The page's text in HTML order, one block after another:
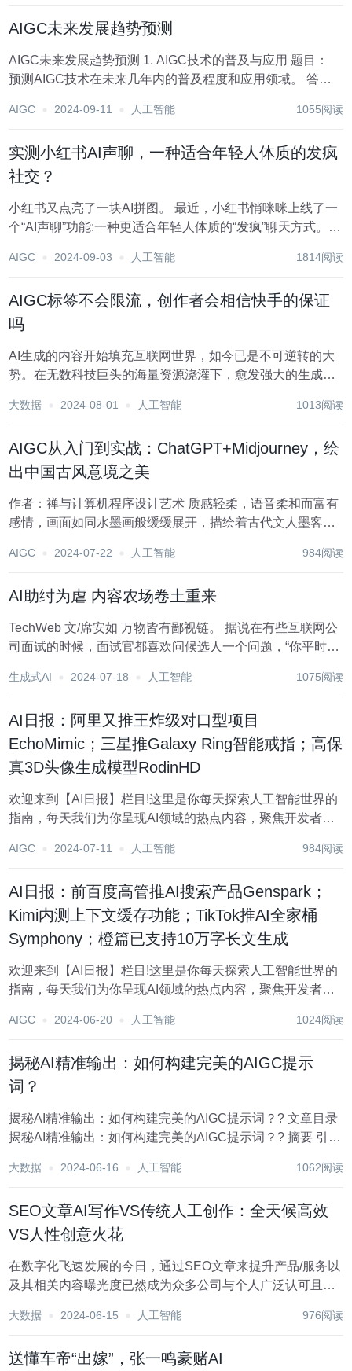
AIGC未来发展趋势预测
AIGC未来发展趋势预测 1. AIGC技术的普及与应用 题目：
预测AIGC技术在未来几年内的普及程度和应用领域。 答
到广泛应用。预计将在以下几个领域有显著增长：...
AIGC 2024-09-11 人工智能 1055阅读
实测小红书AI声聊，一种适合年轻人体质的发疯
社交？
小红书又点亮了一块AI拼图。 最近，小红书悄咪咪上线了一
个“AI声聊”功能:一种更适合年轻人体质的“发疯”聊天方式。
漫/影视/游戏CV玩角色扮演。 入口就藏在小红书群聊底部输
AIGC 2024-09-03 人工智能 1814阅读
AIGC标签不会限流，创作者会相信快手的保证
吗
AI生成的内容开始填充互联网世界，如今已是不可逆转的大
势。在无数科技巨头的海量资源浇灌下，愈发强大的生成式
乃至视频。“每天2小时，用AI批量生成文章内容，一年躺赚
大数据 2024-08-01 人工智能 1013阅读
AIGC从入门到实战：ChatGPT+Midjourney，绘
出中国古风意境之美
作者：禅与计算机程序设计艺术 质感轻柔，语音柔和而富有
感情，画面如同水墨画般缓缓展开，描绘着古代文人墨客笔
今天要探讨的主题——将 ChatGPT 和 Midjourney 的力量结
AIGC 2024-07-22 人工智能 984阅读
AI助纣为虐 内容农场卷土重来
TechWeb 文/席安如 万物皆有鄙视链。 据说在有些互联网公
司面试的时候，面试官都喜欢问候选人一个问题，“你平时活
StackOverflow，那就是一个加分项；如果答案是CSDN，那
生成式AI 2024-07-18 人工智能 1075阅读
AI日报：阿里又推王炸级对口型项目
EchoMimic；三星推Galaxy Ring智能戒指；高保
真3D头像生成模型RodinHD
欢迎来到【AI日报】栏目!这里是你每天探索人工智能世界的
指南，每天我们为你呈现AI领域的热点内容，聚焦开发者，
了解：https://top.aibase.com/ 1、AI对口型项目EchoMimi...
AIGC 2024-07-11 人工智能 984阅读
AI日报：前百度高管推AI搜索产品Genspark；
Kimi内测上下文缓存功能；TikTok推AI全家桶
Symphony；橙篇已支持10万字长文生成
欢迎来到【AI日报】栏目!这里是你每天探索人工智能世界的
指南，每天我们为你呈现AI领域的热点内容，聚焦开发者，
了解：https://top.aibase.com/ 1、前百度高管景鲲创业AI搜
AIGC 2024-06-20 人工智能 1024阅读
揭秘AI精准输出：如何构建完美的AIGC提示
词？
揭秘AI精准输出：如何构建完美的AIGC提示词？? 文章目录
揭秘AI精准输出：如何构建完美的AIGC提示词？? 摘要 引言
用 ? 如何编写有效的提示词？ 理...
大数据 2024-06-16 人工智能 1062阅读
SEO文章AI写作VS传统人工创作：全天候高效
VS人性创意火花
在数字化飞速发展的今日，通过SEO文章来提升产品/服务以
及其相关内容曝光度已然成为众多公司与个人广泛认可且行
步，使得AI写作逐渐进入人们视野并被视为SEO文章撰写的
大数据 2024-06-15 人工智能 976阅读
送懂车帝“出嫁”，张一鸣豪赌AI